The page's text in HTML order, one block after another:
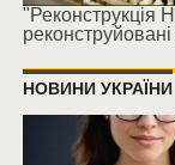
"Реконструкція
НОВИНИ УКРАЇНИ